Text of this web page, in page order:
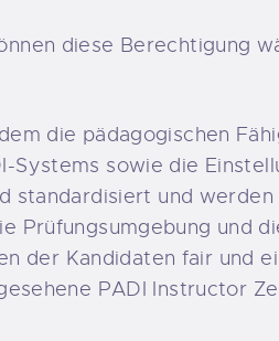
diese Berechtigung
die pädagogischen
sowie die
standardisiert und werden
Prüfungsumgebung und
der Kandidaten fair und
PADI Instructor